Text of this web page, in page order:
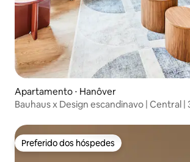
Apartamento ⋅ Hanôver
Bauhaus x Design escandinavo | Central |
Preferido dos hóspedes
Preferido dos hóspedes